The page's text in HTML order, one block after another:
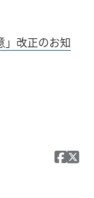
」改正のお知